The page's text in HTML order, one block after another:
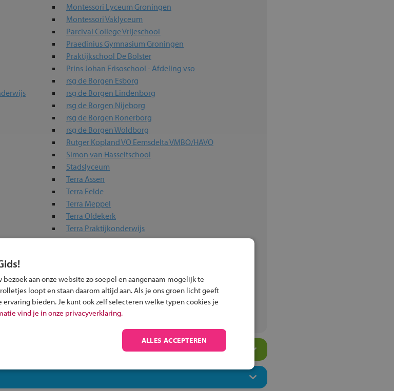
Montessori Lyceum Groningen
Montessori Vaklyceum
Parcival College Vrijeschool
Praedinius Gymnasium Groningen
Praktijkschool De Bolster
Prins Johan Frisoschool - Afdeling vso
rsg de Borgen Esborg
rsg de Borgen Lindenborg
rsg de Borgen Nijeborg
rsg de Borgen Ronerborg
rsg de Borgen Woldborg
Rutger Kopland VO Eemsdelta VMBO/HAVO
Simon van Hasseltschool
Stadslyceum
Terra Assen
Terra Eelde
Terra Meppel
Terra Oldekerk
Terra Praktijkonderwijs
Terra Winsum
VSO Dunk
Werkman VMBO
Willem Lodewijk Gymnasium
aan onze website zo soepel en aangenaam mogelijk te
loopt en staan daarom altijd aan. Als je ons groen licht geeft
bieden. Je kunt ook zelf selecteren welke typen cookies je
vind je in onze privacyverklaring.
ALLES ACCEPTEREN